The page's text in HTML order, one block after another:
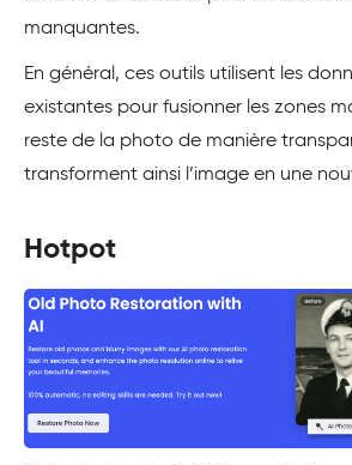
manquantes.
En général, ces outils utilisent les
existantes pour fusionner les zones
reste de la photo de manière
transforment ainsi l’image en une
Hotpot